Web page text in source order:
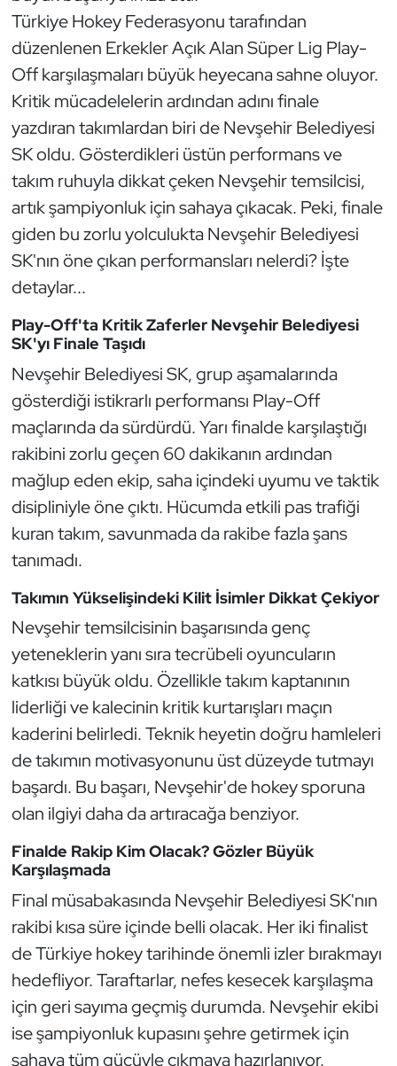
Türkiye Hokey Federasyonu tarafından
düzenlenen Erkekler Açık Alan Süper Lig Play-
Off karşılaşmaları büyük heyecana sahne oluyor.
Kritik mücadelelerin ardından adını finale
yazdıran takımlardan biri de Nevşehir Belediyesi
SK oldu. Gösterdikleri üstün performans ve
takım ruhuyla dikkat çeken Nevşehir temsilcisi,
artık şampiyonluk için sahaya çıkacak. Peki, finale
giden bu zorlu yolculukta Nevşehir Belediyesi
SK'nın öne çıkan performansları nelerdi? İşte
detaylar...
Play-Off'ta Kritik Zaferler Nevşehir Belediyesi
SK'yı Finale Taşıdı
Nevşehir Belediyesi SK, grup aşamalarında
gösterdiği istikrarlı performansı Play-Off
maçlarında da sürdürdü. Yarı finalde karşılaştığı
rakibini zorlu geçen 60 dakikanın ardından
mağlup eden ekip, saha içindeki uyumu ve taktik
disipliniyle öne çıktı. Hücumda etkili pas trafiği
kuran takım, savunmada da rakibe fazla şans
tanımadı.
Takımın Yükselişindeki Kilit İsimler Dikkat Çekiyor
Nevşehir temsilcisinin başarısında genç
yeteneklerin yanı sıra tecrübeli oyuncuların
katkısı büyük oldu. Özellikle takım kaptanının
liderliği ve kalecinin kritik kurtarışları maçın
kaderini belirledi. Teknik heyetin doğru hamleleri
de takımın motivasyonunu üst düzeyde tutmayı
başardı. Bu başarı, Nevşehir'de hokey sporuna
olan ilgiyi daha da artıracağa benziyor.
Finalde Rakip Kim Olacak? Gözler Büyük
Karşılaşmada
Final müsabakasında Nevşehir Belediyesi SK'nın
rakibi kısa süre içinde belli olacak. Her iki finalist
de Türkiye hokey tarihinde önemli izler bırakmayı
hedefliyor. Taraftarlar, nefes kesecek karşılaşma
için geri sayıma geçmiş durumda. Nevşehir ekibi
ise şampiyonluk kupasını şehre getirmek için
sahaya tüm gücüyle çıkmaya hazırlanıyor.
E-Spor
Eskrim
Futbol
Futsal
Genel
Golf
Güreş
Halter
Hava Sporları
Hentbol
İşitme Engelli Sporcular
Judo ve Kuraş
Kano ve Rafting
Karate
Kayak
Kempo
Kick Boks
Kürek
Masa Tenisi
Modern Pentatlon
Motor Sporları
Muay Thai
Okçuluk
Optimist